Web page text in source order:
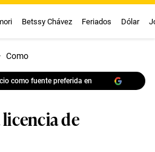
Betssy Chávez Feriados Dólar
· Como
como fuente preferida en
de